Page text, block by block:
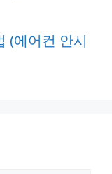
(에어컨 안시